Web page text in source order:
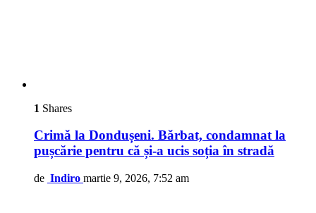
1 Shares
Crimă la Dondușeni. Bărbat, condamnat la
pușcărie pentru că și-a ucis soția în stradă
de Indiro martie 9, 2026, 7:52 am